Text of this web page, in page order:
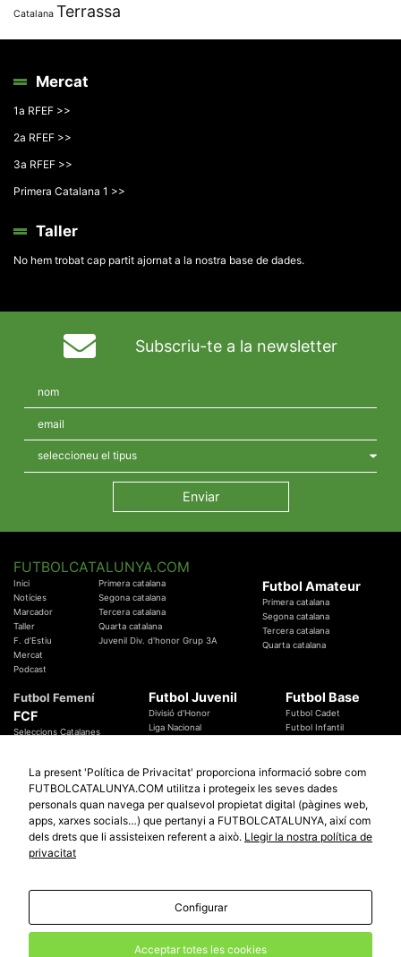
Catalana Terrassa
Mercat
1a RFEF >>
2a RFEF >>
3a RFEF >>
Primera Catalana 1 >>
Taller
No hem trobat cap partit ajornat a la nostra base de dades.
Subscriu-te a la newsletter
FUTBOLCATALUNYA.COM
Inici
Notícies
Marcador
Taller
F. d'Estiu
Mercat
Podcast
Primera catalana
Segona catalana
Tercera catalana
Quarta catalana
Juvenil Div. d'honor Grup 3A
Futbol Amateur
Primera catalana
Segona catalana
Tercera catalana
Quarta catalana
Futbol Femení
FCF
Seleccions Catalanes
Temes Federatius
Futbol Juvenil
Divisió d'Honor
Liga Nacional
Futbol Base
Futbol Cadet
Futbol Infantil
Futbol Catalunya
Promocions
Sortejos
Participació
Especials
Copa Catalunya Absoluta 2019
Copa del Rei 2019 - 2020
© 2010 - 2026FutbolCatalunya.com
redaccio@futbolcatalunya.com
La present 'Política de Privacitat' proporciona informació sobre com
FUTBOLCATALUNYA.COM utilitza i protegeix les seves dades
personals quan navega per qualsevol propietat digital (pàgines web,
apps, xarxes socials…) que pertanyi a FUTBOLCATALUNYA, així com
dels drets que li assisteixen referent a això. Llegir la nostra política de
privacitat
Configurar
Acceptar totes les cookies